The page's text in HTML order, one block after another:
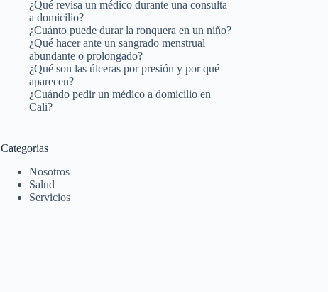
¿Qué revisa un médico durante una consulta
a domicilio?
¿Cuánto puede durar la ronquera en un niño?
¿Qué hacer ante un sangrado menstrual
abundante o prolongado?
¿Qué son las úlceras por presión y por qué
aparecen?
¿Cuándo pedir un médico a domicilio en
Cali?
Categorias
Nosotros
Salud
Servicios